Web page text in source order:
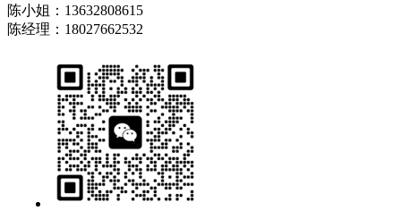
陈小姐：13632808615
陈经理：18027662532